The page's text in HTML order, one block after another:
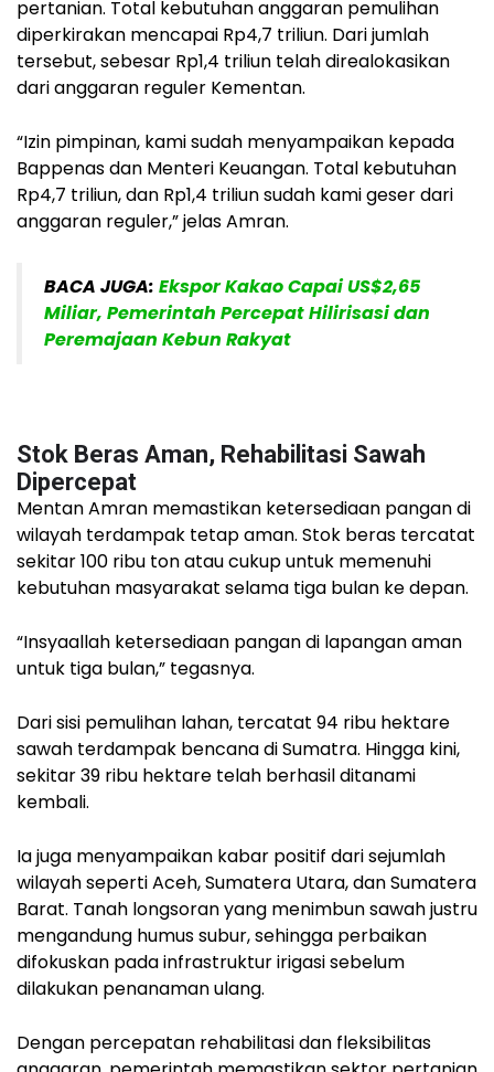
pertanian. Total kebutuhan anggaran pemulihan
diperkirakan mencapai Rp4,7 triliun. Dari jumlah
tersebut, sebesar Rp1,4 triliun telah direalokasikan
dari anggaran reguler Kementan.
“Izin pimpinan, kami sudah menyampaikan kepada
Bappenas dan Menteri Keuangan. Total kebutuhan
Rp4,7 triliun, dan Rp1,4 triliun sudah kami geser dari
anggaran reguler,” jelas Amran.
BACA JUGA: Ekspor Kakao Capai US$2,65
Miliar, Pemerintah Percepat Hilirisasi dan
Peremajaan Kebun Rakyat
Stok Beras Aman, Rehabilitasi Sawah
Dipercepat
Mentan Amran memastikan ketersediaan pangan di
wilayah terdampak tetap aman. Stok beras tercatat
sekitar 100 ribu ton atau cukup untuk memenuhi
kebutuhan masyarakat selama tiga bulan ke depan.
“Insyaallah ketersediaan pangan di lapangan aman
untuk tiga bulan,” tegasnya.
Dari sisi pemulihan lahan, tercatat 94 ribu hektare
sawah terdampak bencana di Sumatra. Hingga kini,
sekitar 39 ribu hektare telah berhasil ditanami
kembali.
Ia juga menyampaikan kabar positif dari sejumlah
wilayah seperti Aceh, Sumatera Utara, dan Sumatera
Barat. Tanah longsoran yang menimbun sawah justru
mengandung humus subur, sehingga perbaikan
difokuskan pada infrastruktur irigasi sebelum
dilakukan penanaman ulang.
Dengan percepatan rehabilitasi dan fleksibilitas